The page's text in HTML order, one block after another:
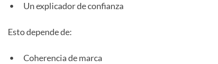
Un explicador de confianza
Esto depende de:
Coherencia de marca